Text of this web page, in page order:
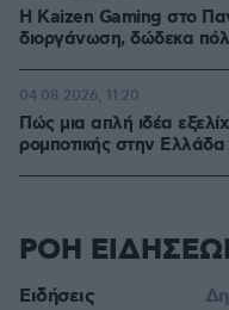
H Kaizen Gaming στο
διοργάνωση, δώδεκα
Πώς μια απλή ιδέα
ρομποτικής στην Ελλάδα
04.08.2026, 11:20
ΡΟΗ
Ειδήσεις